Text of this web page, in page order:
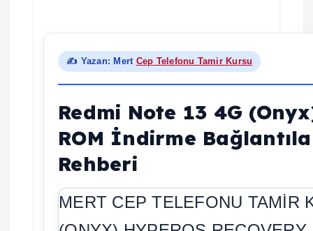
✍️ Yazan: Mert Cep Telefonu Tamir Kursu
Redmi Note 13 4G
ROM İndirme
Rehberi
MERT CEP TELEFONU